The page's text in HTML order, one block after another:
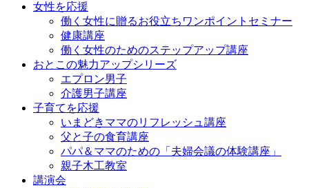
女性を応援
働く女性に贈るお役立ちワンポイントセミナー
健康講座
働く女性のためのステップアップ講座
おとこの魅力アップシリーズ
エプロン男子
介護男子講座
子育てを応援
いまどきママのリフレッシュ講座
父と子の食育講座
パパ＆ママのための「夫婦会議の体験講座」
親子木工教室
講演会